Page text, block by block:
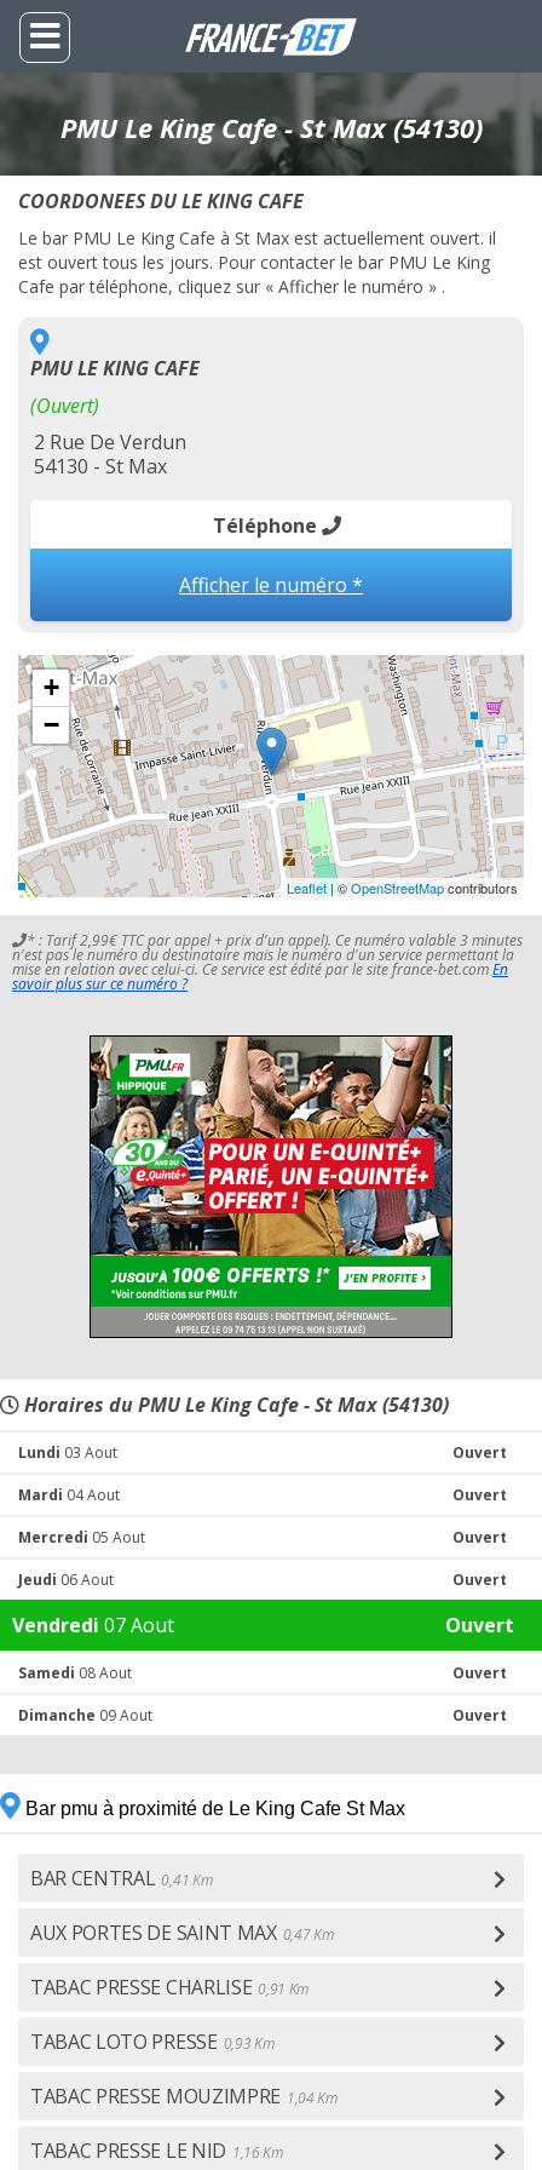
PMU Le King Cafe - St Max (54130)
COORDONEES DU LE KING CAFE
Le bar PMU Le King Cafe à St Max est actuellement ouvert. il
est ouvert tous les jours. Pour contacter le bar PMU Le King
Cafe par téléphone, cliquez sur « Afficher le numéro » .
PMU LE KING CAFE
(Ouvert)
2 Rue De Verdun
54130 - St Max
Téléphone
Afficher le numéro *
+
−
Leaflet | ©OpenStreetMapcontributors
* : Tarif 2,99€ TTC par appel + prix d'un appel). Ce numéro valable 3 minutes
n'est pas le numéro du destinataire mais le numéro d'un service permettant la
mise en relation avec celui-ci. Ce service est édité par le site france-bet.comEn
savoir plus sur ce numéro ?
Horaires du PMU Le King Cafe - St Max (54130)
Lundi 03 Aout Ouvert
Mardi 04 Aout Ouvert
Mercredi 05 Aout Ouvert
Jeudi 06 Aout Ouvert
Vendredi 07 Aout Ouvert
Samedi 08 Aout Ouvert
Dimanche 09 Aout Ouvert
Bar pmu à proximité de Le King Cafe St Max
BAR CENTRAL 0,41 Km
AUX PORTES DE SAINT MAX 0,47 Km
TABAC PRESSE CHARLISE 0,91 Km
TABAC LOTO PRESSE 0,93 Km
TABAC PRESSE MOUZIMPRE 1,04 Km
TABAC PRESSE LE NID 1,16 Km